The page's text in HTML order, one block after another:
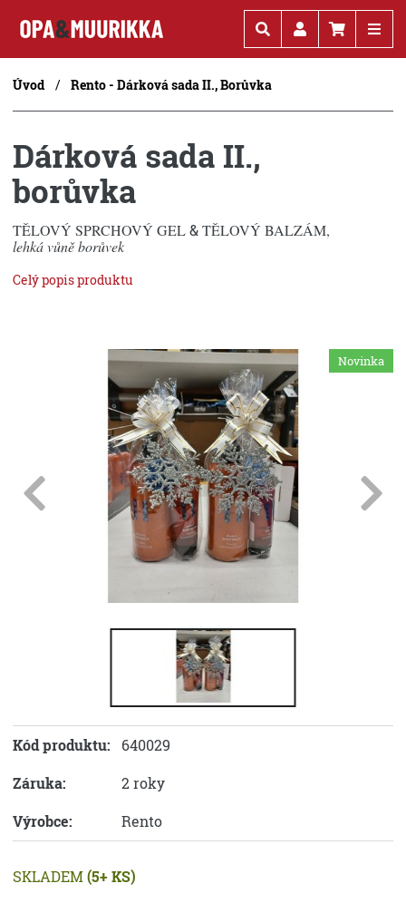
Úvod Rento - Dárková sada II., Borůvka
Dárková sada II.,
borůvka
TĚLOVÝ SPRCHOVÝ GEL&TĚLOVÝ BALZÁM,
lehká vůně borůvek
Celý popis produktu
Novinka
Kód produktu:
640029
Záruka:
2 roky
Výrobce:
Rento
SKLADEM(5+ KS)